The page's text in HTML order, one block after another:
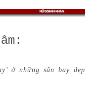
ở những sân bay đẹp